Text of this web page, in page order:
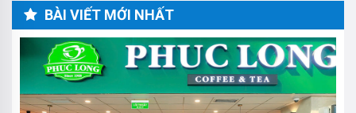
BÀI VIẾT MỚI NHẤT